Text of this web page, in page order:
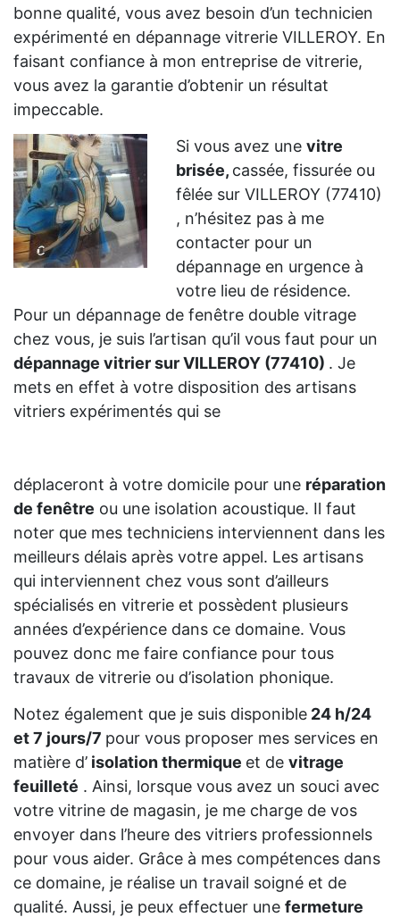
bonne qualité, vous avez besoin d’un technicien
expérimenté en dépannage vitrerie VILLEROY. En
faisant confiance à mon entreprise de vitrerie,
vous avez la garantie d’obtenir un résultat
impeccable.
Si vous avez unevitre
brisée, cassée, fissurée ou
fêlée sur VILLEROY (77410)
, n’hésitez pas à me
contacter pour un
dépannage en urgence à
votre lieu de résidence.
Pour un dépannage de fenêtre double vitrage
chez vous, je suis l’artisan qu’il vous faut pour un
dépannage vitrier sur VILLEROY (77410) . Je
mets en effet à votre disposition des artisans
vitriers expérimentés qui se
déplaceront à votre domicile pour une réparation
de fenêtre ou une isolation acoustique. Il faut
noter que mes techniciens interviennent dans les
meilleurs délais après votre appel. Les artisans
qui interviennent chez vous sont d’ailleurs
spécialisés en vitrerie et possèdent plusieurs
années d’expérience dans ce domaine. Vous
pouvez donc me faire confiance pour tous
travaux de vitrerie ou d’isolation phonique.
Notez également que je suis disponible 24 h/24
et 7 jours/7 pour vous proposer mes services en
matière d’ isolation thermique et de vitrage
feuilleté . Ainsi, lorsque vous avez un souci avec
votre vitrine de magasin, je me charge de vos
envoyer dans l’heure des vitriers professionnels
pour vous aider. Grâce à mes compétences dans
ce domaine, je réalise un travail soigné et de
qualité. Aussi, je peux effectuer une fermeture